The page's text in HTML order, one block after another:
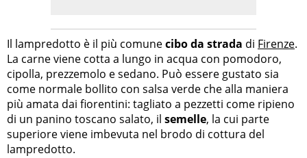
Il lampredotto è il più comunecibo da strada di Firenze.
La carne viene cotta a lungo in acqua con pomodoro,
cipolla, prezzemolo e sedano. Può essere gustato sia
come normale bollito con salsa verde che alla maniera
più amata dai fiorentini: tagliato a pezzetti come ripieno
di un panino toscano salato, il semelle, la cui parte
superiore viene imbevuta nel brodo di cottura del
lampredotto.